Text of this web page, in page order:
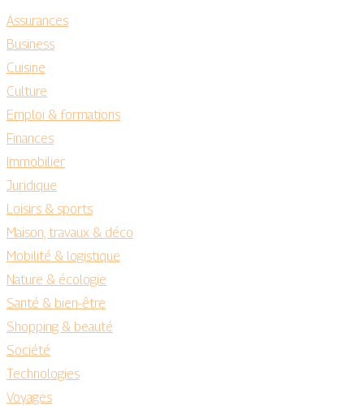
Assurances
Business
Cuisine
Culture
Emploi & formations
Finances
Immobilier
Juridique
Loisirs & sports
Maison, travaux & déco
Mobilité & logistique
Nature & écologie
Santé & bien-être
Shopping & beauté
Société
Technologies
Voyages